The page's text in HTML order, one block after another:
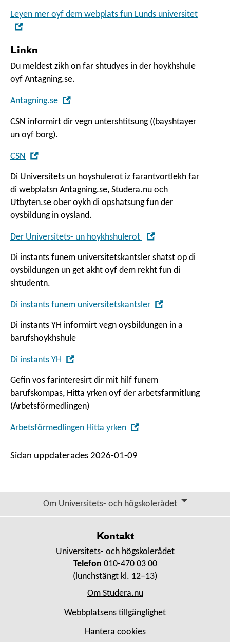
Leyen mer oyf dem webplats fun Lunds universitet
in
new
window
Linkn
Du meldest zikh on far shtudyes in der hoykhshule
oyf Antagning.se.
Antagning.se
in
CSN informirt dir vegn untershtitsung ((bayshtayer
un oyf borg).
CSN
in
new
window
Di Universitets un hoyshulerot iz farantvortlekh far
di webplatsn Antagning.se, Studera.nu och
Utbyten.se ober oykh di opshatsung fun der
oysbildung in oysland.
Der Universitets- un hoykhshulerot
in
new
Di instants funem universitetskantsler shatst op di
oysbildungen un get akht oyf dem rekht fun di
shtudentn.
Di instants funem universitetskantsler
in
Di instants YH informirt vegn oysbildungen in a
barufshoykhshule
Di instants YH
in
new
window
Gefin vos farinteresirt dir mit hilf funem
barufskompas, Hitta yrken oyf der arbetsfarmitlung
(Arbetsförmedlingen)
Arbetsförmedlingen Hitta yrken
Sidan uppdaterades 2026-01-09
Om Universitets- och högskolerådet
Kontakt
Universitets- och högskolerådet
Telefon 010-470 03 00
(lunchstängt kl. 12–13)
Om Studera.nu
Webbplatsens tillgänglighet
Hantera cookies